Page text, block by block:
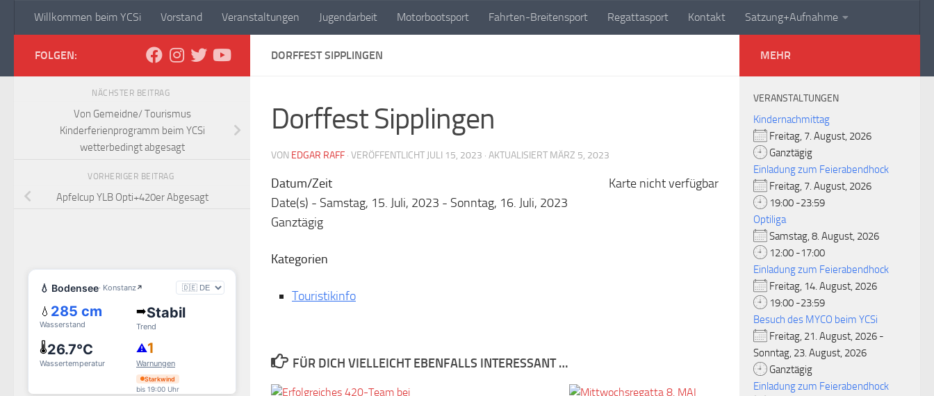
Zum Inhalt springen
Yachtclub Sipplingen
Willkommen beim YCSi Vorstand Veranstaltungen Jugendarbeit Motorbootsport Fahrten-Breitensport Regattasport Kontakt Satzung+Aufnahme
DORFFEST SIPPLINGEN
Dorffest Sipplingen
VON EDGAR RAFF · VERÖFFENTLICHT JULI 15, 2023 · AKTUALISIERT MÄRZ 5, 2023
Karte nicht verfügbar
Datum/Zeit
Date(s) - Samstag, 15. Juli, 2023 - Sonntag, 16. Juli, 2023
Ganztägig
Kategorien
Touristikinfo
FÜR DICH VIELLEICHT EBENFALLS INTERESSANT …
FOLGEN:
NÄCHSTER BEITRAG
Von Gemeidne/ Tourismus
Kinderferienprogramm beim YCSi
wetterbedingt abgesagt
VORHERIGER BEITRAG
Apfelcup YLB Opti+420er Abgesagt
MEHR
VERANSTALTUNGEN
Kindernachmittag
Freitag, 7. August, 2026
Ganztägig
Einladung zum Feierabendhock
Freitag, 7. August, 2026
19:00 -23:59
Optiliga
Samstag, 8. August, 2026
12:00 -17:00
Einladung zum Feierabendhock
Freitag, 14. August, 2026
19:00 -23:59
Besuch des MYCO beim YCSi
Freitag, 21. August, 2026 -
Sonntag, 23. August, 2026
Ganztägig
Einladung zum Feierabendhock